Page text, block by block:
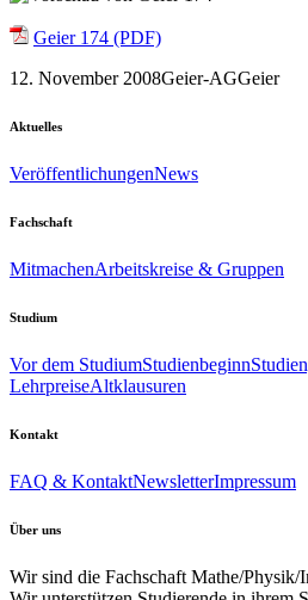
Geier 174 (PDF)
12. November 2008Geier-AGGeier
Aktuelles
VeröffentlichungenNews
Fachschaft
MitmachenArbeitskreise & Gruppen
Studium
Vor dem StudiumStudienbeginn
LehrpreiseAltklausuren
Kontakt
FAQ & KontaktNewsletterImpressum
Über uns
Wir sind die Fachschaft Mathe/